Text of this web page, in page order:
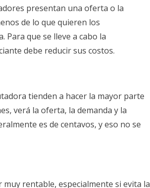
presentan una oferta o la
de lo que quieren los
Para que se lleve a cabo la
debe reducir sus costos.
tienden a hacer la mayor parte
verá la oferta, la demanda y la
es de centavos, y eso no se
rentable, especialmente si evita la